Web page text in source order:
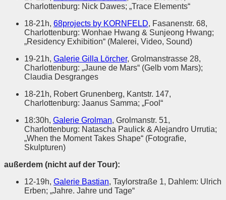
Charlottenburg: Nick Dawes; „Trace Elements“
18-21h, 68projects by KORNFELD, Fasanenstr. 68,
Charlottenburg: Wonhae Hwang & Sunjeong Hwang;
„Residency Exhibition“ (Malerei, Video, Sound)
19-21h, Galerie Gilla Lörcher, Grolmanstrasse 28,
Charlottenburg: „Jaune de Mars“ (Gelb vom Mars);
Claudia Desgranges
18-21h, Robert Grunenberg, Kantstr. 147,
Charlottenburg: Jaanus Samma; „Fool“
18:30h, Galerie Grolman, Grolmanstr. 51,
Charlottenburg: Natascha Paulick & Alejandro Urrutia;
„When the Moment Takes Shape“ (Fotografie,
Skulpturen)
außerdem (nicht auf der Tour):
12-19h, Galerie Bastian, Taylorstraße 1, Dahlem: Ulrich
Erben; „Jahre. Jahre und Tage“